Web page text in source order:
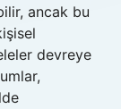
ancak bu
devreye